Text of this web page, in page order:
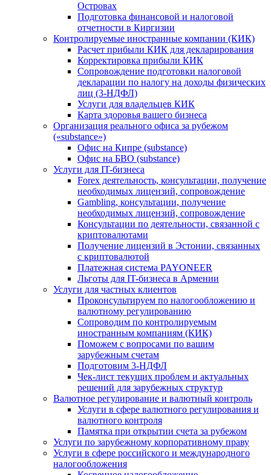
Островах
Подготовка финансовой и налоговой
отчетности в Киргизии
Контролируемые иностранные компании (КИК)
Расчет прибыли КИК для декларирования
Корректировка прибыли КИК
Сопровождение подготовки налоговой
декларации по налогу на доходы физических
лиц (3-НДФЛ)
Услуги для владельцев КИК
Карта здоровья вашего бизнеса
Организация реального офиса за рубежом
(«substance»)
Офис на Кипре (substance)
Офис на БВО (substance)
Услуги для IT-бизнеса
Forex деятельность, консультации, получение
необходимых лицензий, сопровождение
Gambling, консультации, получение
необходимых лицензий, сопровождение
Консультации по деятельности, связанной с
криптовалютами
Получение лицензий в Эстонии, связанных
с криптовалютой
Платежная система PAYONEER
Льготы для IT-бизнеса в Армении
Услуги для частных клиентов
Проконсультируем по налогообложению и
валютному регулированию
Сопроводим по контролируемым
иностранным компаниям (КИК)
Поможем с вопросами по вашим
зарубежным счетам
Подготовим 3-НДФЛ
Чек-лист текущих проблем и актуальных
решений для зарубежных структур
Валютное регулирование и валютный контроль
Услуги в сфере валютного регулирования и
валютного контроля
Памятка при открытии счета за рубежом
Услуги по зарубежному корпоративному праву
Услуги в сфере российского и международного
налогообложения